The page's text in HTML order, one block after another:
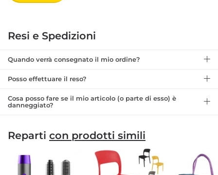
Resi e Spedizioni
Quando verrà consegnato il mio ordine?
Posso effettuare il reso?
Cosa posso fare se il mio articolo (o parte di esso) è
danneggiato?
Reparti con prodotti simili